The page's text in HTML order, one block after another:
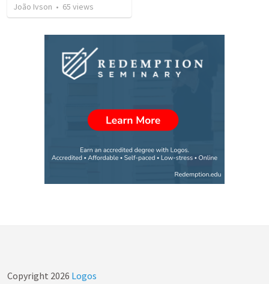
João Ivson • 65 views
Copyright 2026 Logos